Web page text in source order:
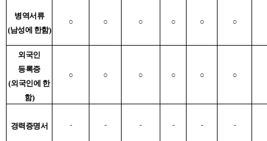
병역서류
(남성에 한함)
○ ○ ○ ○ ○ ○
외국인
등록증
(외국인에 한
함)
○ ○ ○ ○ ○ ○
경력증명서 - - - - - -